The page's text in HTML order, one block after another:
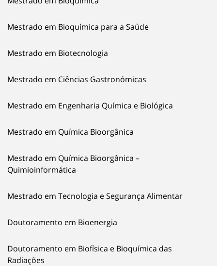
Mestrado em Bioquímica para a Saúde
Mestrado em Biotecnologia
Mestrado em Ciências Gastronómicas
Mestrado em Engenharia Química e Biológica
Mestrado em Química Bioorgânica
Mestrado em Química Bioorgânica –
Quimioinformática
Mestrado em Tecnologia e Segurança Alimentar
Doutoramento em Bioenergia
Doutoramento em Biofísica e Bioquímica das
Radiações